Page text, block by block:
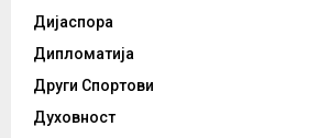
Дијаспора
Дипломатија
Други Спортови
Духовност